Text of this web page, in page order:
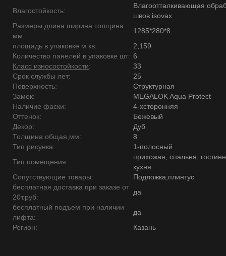
Влагостойкость:
Влагоотталкивающая
швов isovax
Размеры длина ширина толщина
мм:
1285*280*8
площадь в упаковке м кв:
2,159
Количество панелей в упаковке шт: 6
Класс износостойкости:
33
Срок службы лет:
25
Поверхность:
Структурная
Замок:
MEGALOK Aqua Protect
Наличие фаски:
4-хсторонняя
Оттенок:
Бежевый
Декор:
Дуб
Толщина общая,мм:
8
Тип рисунка:
1-полосный
Тип помещения:
прихожая, спальня,
кухня
Сопутствующие товары:
Подложка,плинтус
бесплатная доставка при заказе от
20т.руб:
да
бесплатный подъем при наличии
лифта:
да
Регион:
Казань